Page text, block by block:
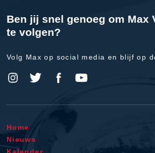
Ben jij snel genoeg om Max
te volgen?
Volg Max op social media en blijf op
Home
Nieuws
Kalender